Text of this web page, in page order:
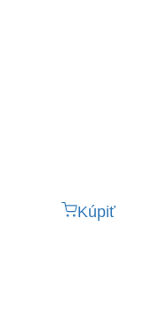
Kúpiť